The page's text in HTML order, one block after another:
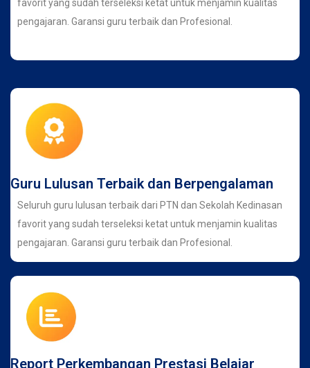
favorit yang sudah terseleksi ketat untuk menjamin kualitas
pengajaran. Garansi guru terbaik dan Profesional.
Guru Lulusan Terbaik dan Berpengalaman
Seluruh guru lulusan terbaik dari PTN dan Sekolah Kedinasan
favorit yang sudah terseleksi ketat untuk menjamin kualitas
pengajaran. Garansi guru terbaik dan Profesional.
Report Perkembangan Prestasi Belajar